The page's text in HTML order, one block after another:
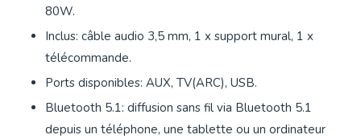
80W.
Inclus: câble audio 3,5 mm, 1 x support mural, 1 x
télécommande.
Ports disponibles: AUX, TV(ARC), USB.
Bluetooth 5.1: diffusion sans fil via Bluetooth 5.1
depuis un téléphone, une tablette ou un ordinateur